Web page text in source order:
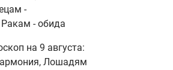
-
- обида
на 9 августа:
Лошадям